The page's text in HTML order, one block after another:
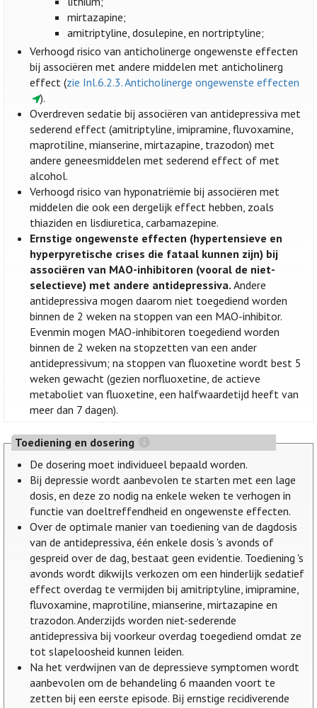
mirtazapine;
amitriptyline, dosulepine, en nortriptyline;
Verhoogd risico van anticholinerge ongewenste effecten
bij associëren met andere middelen met anticholinerg
effect (zie Inl.6.2.3. Anticholinerge ongewenste effecten
).
Overdreven sedatie bij associëren van antidepressiva met
sederend effect (amitriptyline, imipramine, fluvoxamine,
maprotiline, mianserine, mirtazapine, trazodon) met
andere geneesmiddelen met sederend effect of met
alcohol.
Verhoogd risico van hyponatriëmie bij associëren met
middelen die ook een dergelijk effect hebben, zoals
thiaziden en lisdiuretica, carbamazepine.
Ernstige ongewenste effecten (hypertensieve en
hyperpyretische crises die fataal kunnen zijn) bij
associëren van MAO-inhibitoren (vooral de niet-
selectieve) met andere antidepressiva. Andere
antidepressiva mogen daarom niet toegediend worden
binnen de 2 weken na stoppen van een MAO-inhibitor.
Evenmin mogen MAO-inhibitoren toegediend worden
binnen de 2 weken na stopzetten van een ander
antidepressivum; na stoppen van fluoxetine wordt best 5
weken gewacht (gezien norfluoxetine, de actieve
metaboliet van fluoxetine, een halfwaardetijd heeft van
meer dan 7 dagen).
Toediening en dosering
De dosering moet individueel bepaald worden.
Bij depressie wordt aanbevolen te starten met een lage
dosis, en deze zo nodig na enkele weken te verhogen in
functie van doeltreffendheid en ongewenste effecten.
Over de optimale manier van toediening van de dagdosis
van de antidepressiva, één enkele dosis 's avonds of
gespreid over de dag, bestaat geen evidentie. Toediening 's
avonds wordt dikwijls verkozen om een hinderlijk sedatief
effect overdag te vermijden bij amitriptyline, imipramine,
fluvoxamine, maprotiline, mianserine, mirtazapine en
trazodon. Anderzijds worden niet-sederende
antidepressiva bij voorkeur overdag toegediend omdat ze
tot slapeloosheid kunnen leiden.
Na het verdwijnen van de depressieve symptomen wordt
aanbevolen om de behandeling 6 maanden voort te
zetten bij een eerste episode. Bij ernstige recidiverende